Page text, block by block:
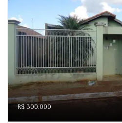
R$ 300.000